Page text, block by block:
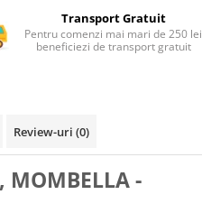
Transport Gratuit
Pentru comenzi mai mari de 250 lei
beneficiezi de transport gratuit
Review-uri (0)
MOMBELLA -